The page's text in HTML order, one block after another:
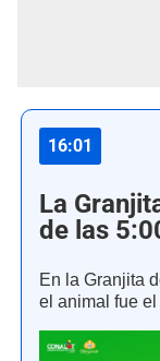
16:01
La
de las
En la Granjita
el animal fue